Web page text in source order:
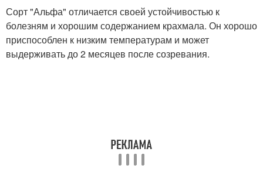
Сорт "Альфа" отличается своей устойчивостью к
болезням и хорошим содержанием крахмала. Он хорошо
приспособлен к низким температурам и может
выдерживать до 2 месяцев после созревания.